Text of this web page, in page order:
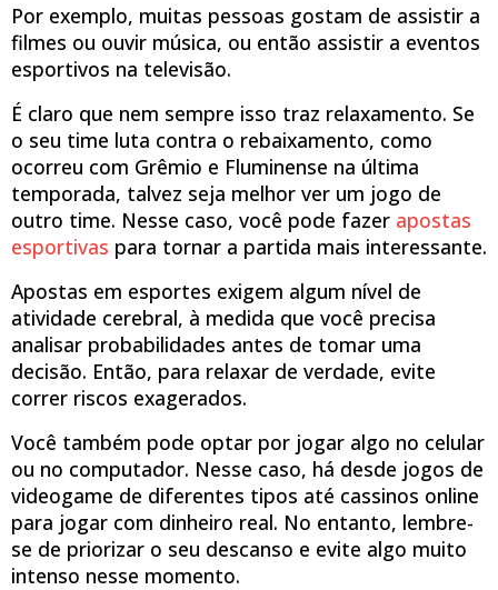
Por exemplo, muitas pessoas gostam de assistir a
filmes ou ouvir música, ou então assistir a eventos
esportivos na televisão.
É claro que nem sempre isso traz relaxamento. Se
o seu time luta contra o rebaixamento, como
ocorreu com Grêmio e Fluminense na última
temporada, talvez seja melhor ver um jogo de
outro time. Nesse caso, você pode fazer apostas
esportivas para tornar a partida mais interessante.
Apostas em esportes exigem algum nível de
atividade cerebral, à medida que você precisa
analisar probabilidades antes de tomar uma
decisão. Então, para relaxar de verdade, evite
correr riscos exagerados.
Você também pode optar por jogar algo no celular
ou no computador. Nesse caso, há desde jogos de
videogame de diferentes tipos até cassinos online
para jogar com dinheiro real. No entanto, lembre-
se de priorizar o seu descanso e evite algo muito
intenso nesse momento.